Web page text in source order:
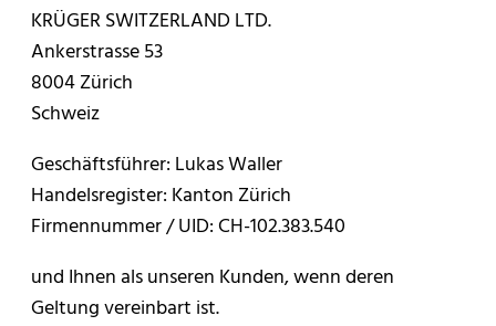
KRÜGER SWITZERLAND LTD.
Ankerstrasse 53
8004 Zürich
Schweiz
Geschäftsführer: Lukas Waller
Handelsregister: Kanton Zürich
Firmennummer / UID: CH-102.383.540
und Ihnen als unseren Kunden, wenn deren
Geltung vereinbart ist.